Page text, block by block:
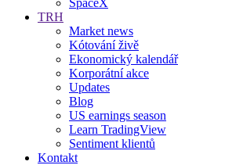
TRH
Market news
Kótování živě
Ekonomický kalendář
Korporátní akce
Updates
Blog
US earnings season
Learn TradingView
Sentiment klientů
Kontakt